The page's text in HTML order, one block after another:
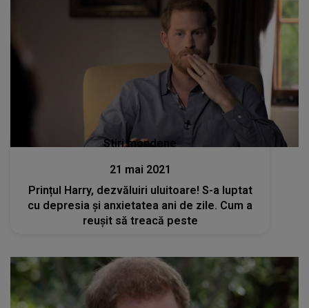
Stiri mondene
21 mai 2021
Prințul Harry, dezvăluiri uluitoare! S-a luptat
cu depresia și anxietatea ani de zile. Cum a
reușit să treacă peste